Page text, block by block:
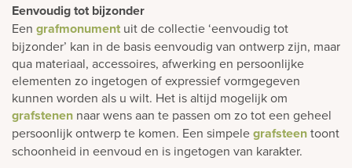
Eenvoudig tot bijzonder
Een grafmonument uit de collectie ‘eenvoudig tot
bijzonder’ kan in de basis eenvoudig van ontwerp zijn, maar
qua materiaal, accessoires, afwerking en persoonlijke
elementen zo ingetogen of expressief vormgegeven
kunnen worden als u wilt. Het is altijd mogelijk om
grafstenen naar wens aan te passen om zo tot een geheel
persoonlijk ontwerp te komen. Een simpelegrafsteentoont
schoonheid in eenvoud en is ingetogen van karakter.